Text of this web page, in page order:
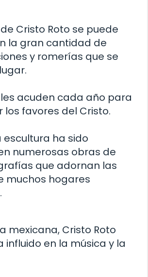
Cristo Roto se puede
la gran cantidad de
y romerías que se
acuden cada año para
los favores del Cristo.
escultura ha sido
numerosas obras de
que adornan las
muchos hogares
mexicana, Cristo Roto
influido en la música y la